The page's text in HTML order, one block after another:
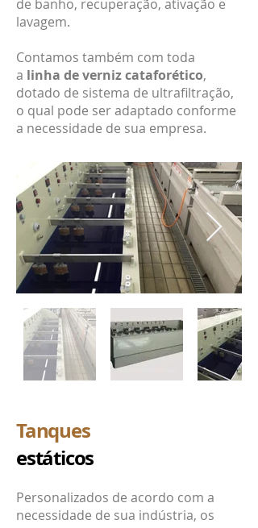
de banho, recuperação, ativação e
lavagem.
Contamos também com toda
a linha de verniz cataforético,
dotado de sistema de ultrafiltração,
o qual pode ser adaptado conforme
a necessidade de sua empresa.
Tanques
estáticos
Personalizados de acordo com a
necessidade de sua indústria, os